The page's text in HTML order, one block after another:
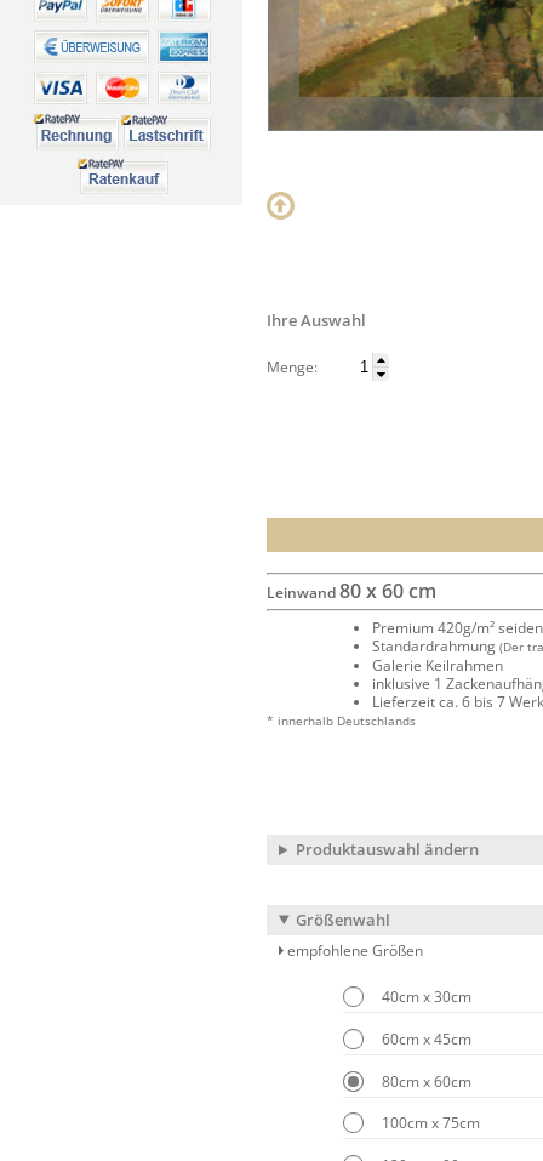
Ihre Auswahl
Menge:
Leinwand80 x 60 cm
Premium 420g/m²
Standardrahmung (Der
Galerie Keilrahmen
inklusive 1
Lieferzeit ca. 6 bis 7
* innerhalb Deutschlands
Produktauswahl ändern
Größenwahl
empfohlene Größen
40cm x 30cm
60cm x 45cm
80cm x 60cm
100cm x 75cm